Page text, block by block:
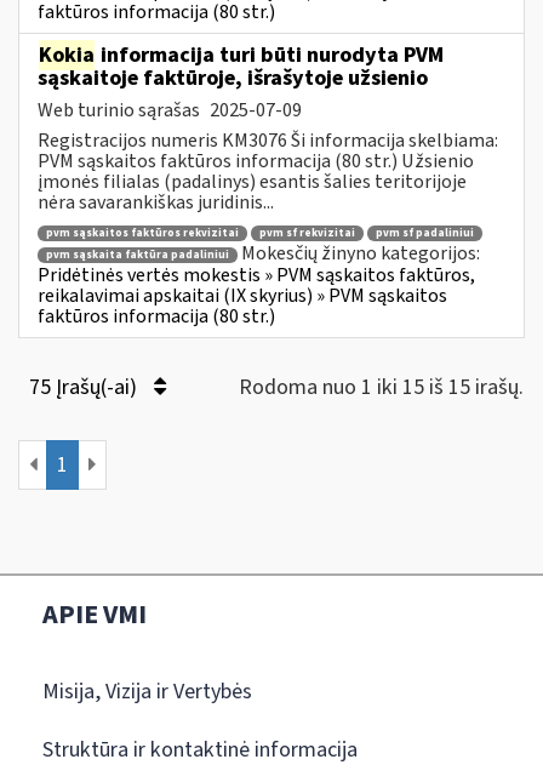
faktūros informacija (80 str.)
Kokia informacija turi būti nurodyta PVM
sąskaitoje faktūroje, išrašytoje užsienio
Web turinio sąrašas 2025-07-09
Registracijos numeris KM3076 Ši informacija skelbiama:
PVM sąskaitos faktūros informacija (80 str.) Užsienio
įmonės filialas (padalinys) esantis šalies teritorijoje
nėra savarankiškas juridinis...
pvm sąskaitos faktūros rekvizitai pvm sf rekvizitai
pvm sf padaliniui
pvm sąskaita faktūra padaliniui
Mokesčių žinyno kategorijos:
Pridėtinės vertės mokestis » PVM sąskaitos faktūros,
reikalavimai apskaitai (IX skyrius) » PVM sąskaitos
faktūros informacija (80 str.)
75 Įrašų(-ai) Rodoma nuo 1 iki 15 iš 15 irašų.
1
APIE VMI
Misija, Vizija ir Vertybės
Struktūra ir kontaktinė informacija